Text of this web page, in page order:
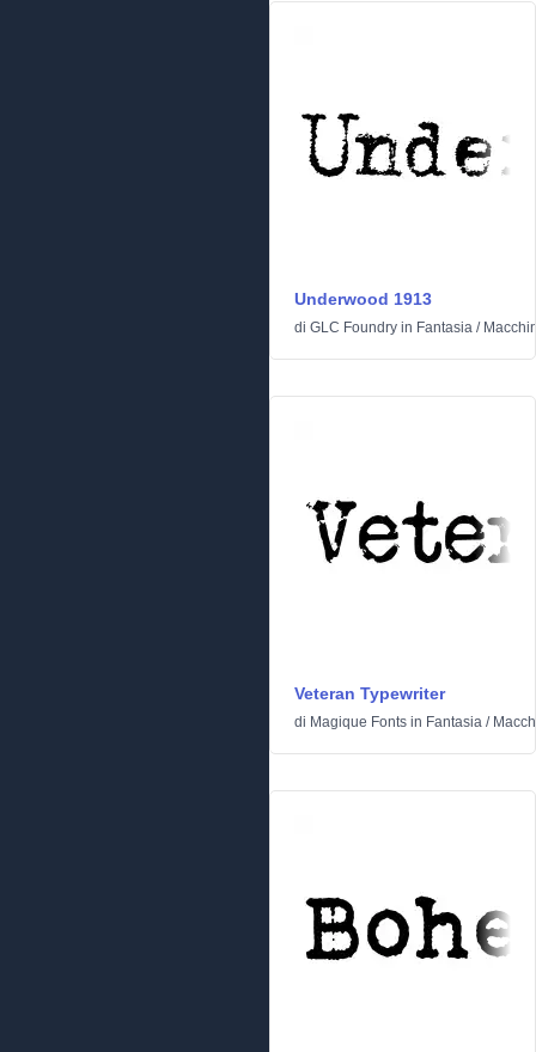
Underwood 1913
di GLC Foundry in Fantasia /
Veteran Typewriter
di Magique Fonts in Fantasia /